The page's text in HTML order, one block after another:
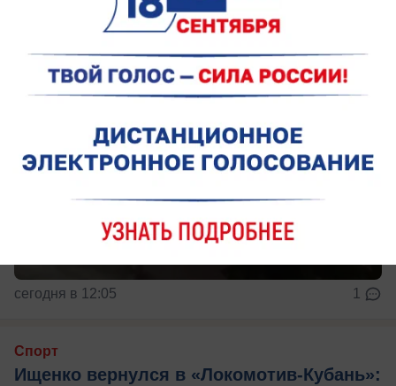
сегодня в 12:05 1
Спорт
Ищенко вернулся в «Локомотив-Кубань»: